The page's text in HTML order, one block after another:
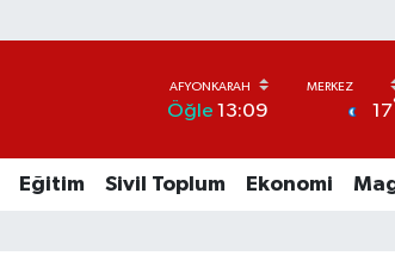
Öğle 13:09 17
Eğitim Sivil Toplum Ekonomi